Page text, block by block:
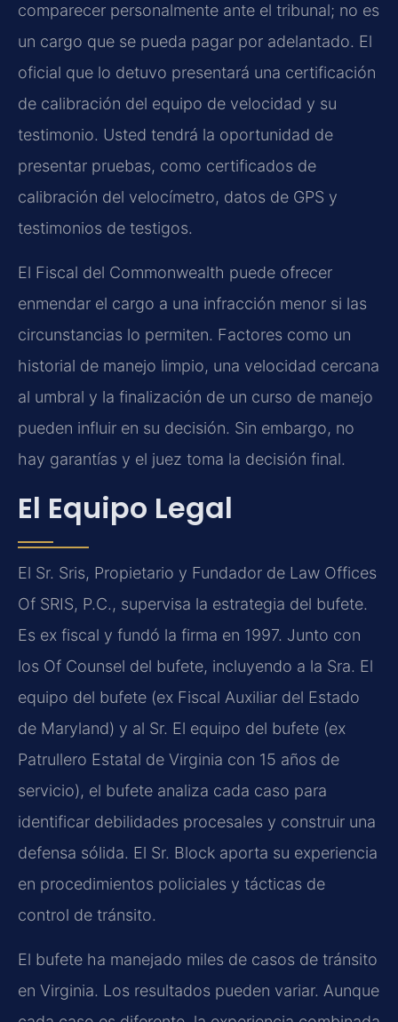
comparecer personalmente ante el tribunal; no es
un cargo que se pueda pagar por adelantado. El
oficial que lo detuvo presentará una certificación
de calibración del equipo de velocidad y su
testimonio. Usted tendrá la oportunidad de
presentar pruebas, como certificados de
calibración del velocímetro, datos de GPS y
testimonios de testigos.
El Fiscal del Commonwealth puede ofrecer
enmendar el cargo a una infracción menor si las
circunstancias lo permiten. Factores como un
historial de manejo limpio, una velocidad cercana
al umbral y la finalización de un curso de manejo
pueden influir en su decisión. Sin embargo, no
hay garantías y el juez toma la decisión final.
El Equipo Legal
El Sr. Sris, Propietario y Fundador de Law Offices
Of SRIS, P.C., supervisa la estrategia del bufete.
Es ex fiscal y fundó la firma en 1997. Junto con
los Of Counsel del bufete, incluyendo a la Sra. El
equipo del bufete (ex Fiscal Auxiliar del Estado
de Maryland) y al Sr. El equipo del bufete (ex
Patrullero Estatal de Virginia con 15 años de
servicio), el bufete analiza cada caso para
identificar debilidades procesales y construir una
defensa sólida. El Sr. Block aporta su experiencia
en procedimientos policiales y tácticas de
control de tránsito.
El bufete ha manejado miles de casos de tránsito
en Virginia. Los resultados pueden variar. Aunque